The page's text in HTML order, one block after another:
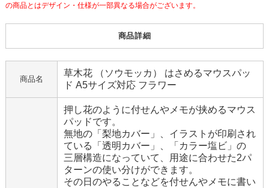
の商品とはデザイン・仕様が一部異なる場合がございます。
商品詳細
商品名
草木花 （ソウモッカ） はさめるマウスパッ
ド A5サイズ対応 フラワー
押し花のように付せんやメモが挟めるマウス
パッドです。
無地の「梨地カバー」、イラストが印刷され
ている「透明カバー」、「カラー塩ビ」の
三層構造になっていて、用途に合わせた2パ
ターンの使い分けができます。
その日のやることなどを付せんやメモに書い